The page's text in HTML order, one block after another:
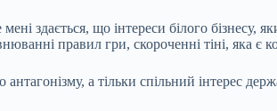
здається, що інтереси білого бізнесу,
правил гри, скороченні тіні, яка
а тільки спільний інтерес